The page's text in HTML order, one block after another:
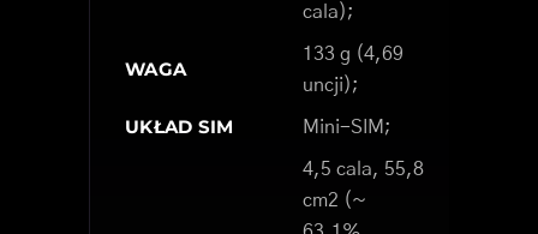
cala);
WAGA
133 g (4,69
uncji);
UKŁAD SIM Mini-SIM;
4,5 cala, 55,8
cm2 (~